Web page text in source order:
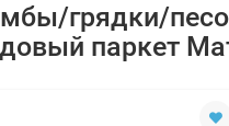
грядки/
паркет